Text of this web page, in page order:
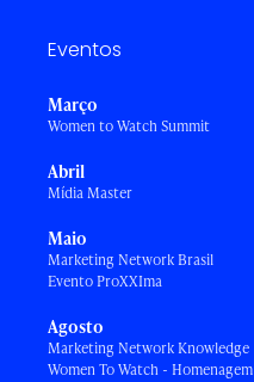
Eventos
Março
Women to Watch Summit
Abril
Mídia Master
Maio
Marketing Network Brasil
Evento ProXXIma
Agosto
Marketing Network Knowledge
Women To Watch - Homenagem